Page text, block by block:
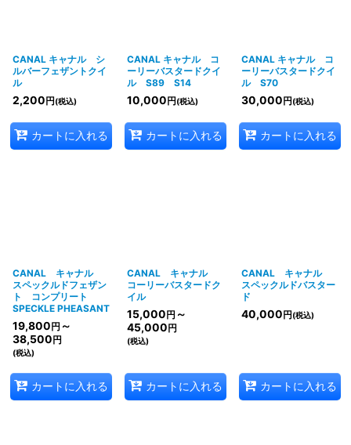
CANAL キャナル シ
ルバーフェザントクイ
ル
2,200円(税込)
カートに入れる
CANAL キャナル コ
ーリーバスタードクイ
ル S89 S14
10,000円(税込)
カートに入れる
CANAL キャナル コ
ーリーバスタードクイ
ル S70
30,000円(税込)
カートに入れる
CANAL キャナル
スペックルドフェザン
ト コンプリート
SPECKLE PHEASANT
19,800円 ～
38,500円
(税込)
カートに入れる
CANAL キャナル
コーリーバスタードク
イル
15,000円 ～
45,000円
(税込)
カートに入れる
CANAL キャナル
スペックルドバスター
ド
40,000円(税込)
カートに入れる